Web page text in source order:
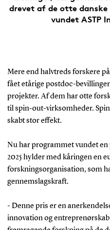
drevet af de otte
vundet ASTP
Mere end halvtreds forskere
fået etårige postdoc-
projekter. Af dem har otte
til spin-out-virksomheder.
skabt stor effekt.
Nu har programmet vundet en
2025 hylder med kåringen en
forskningsorganisation, som
gennemslagskraft.
- Denne pris er en
innovation og